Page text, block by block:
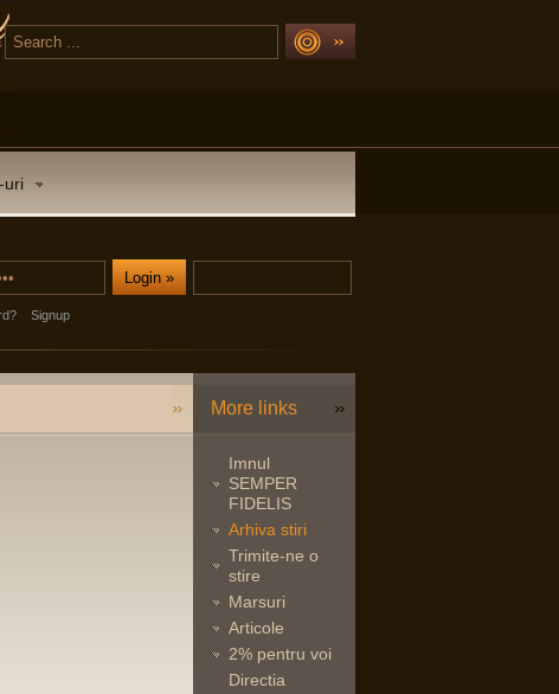
uri
Signup
More links
Imnul
SEMPER
FIDELIS
Arhiva stiri
Trimite-ne o
stire
Marsuri
Articole
2% pentru voi
Directia